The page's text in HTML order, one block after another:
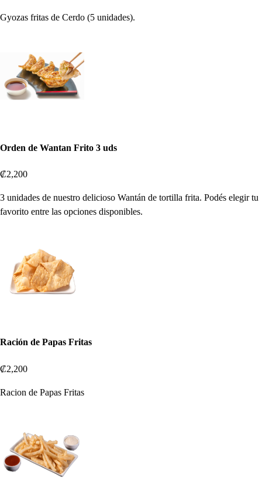
Gyozas fritas de Cerdo (5 unidades).
Orden de Wantan Frito 3 uds
₡2,200
3 unidades de nuestro delicioso Wantán de tortilla frita. Podés elegir tu
favorito entre las opciones disponibles.
Ración de Papas Fritas
₡2,200
Racion de Papas Fritas